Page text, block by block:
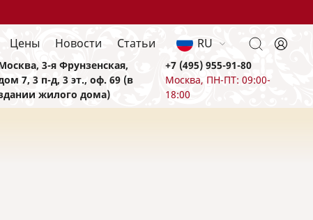
Цены Новости Статьи RU
3-я Фрунзенская,
7, 3 п-д, 3 эт., оф. 69 (в
жилого дома)
+7 (495) 955-91-80
Москва, ПН-ПТ: 09:00-
18:00